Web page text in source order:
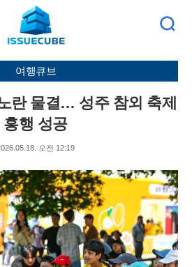
검
여행큐브
란 물결… 성주 참외 축제
흥행 성공
오전 12:19